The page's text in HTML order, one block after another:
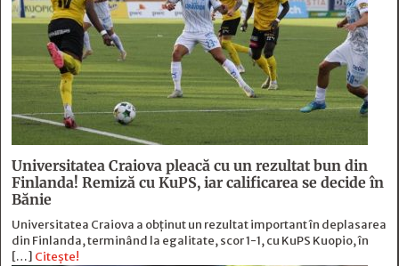
Universitatea Craiova pleacă cu un rezultat bun din
Finlanda! Remiză cu KuPS, iar calificarea se decide în
Bănie
Universitatea Craiova a obținut un rezultat important în deplasarea
din Finlanda, terminând la egalitate, scor 1-1, cu KuPS Kuopio, în
[…] Citește!